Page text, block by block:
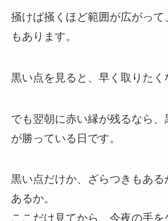
掻けば掻くほど範囲が広がって
もあります。
黒い点を見ると、早く取りたく
でも翌朝に赤い縁が残るなら
が勝っている日です。
黒い点だけか、ざらつきもあ
あるか。
ここだけ見てから、今夜の手